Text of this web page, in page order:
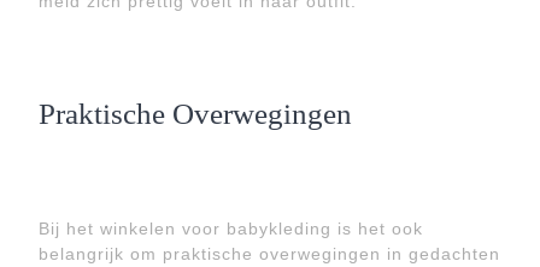
Praktische Overwegingen
Bij het winkelen voor babykleding is het ook
belangrijk om praktische overwegingen in gedachten